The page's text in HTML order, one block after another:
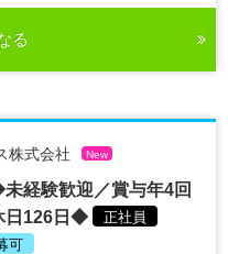
る
株式会社 New
経験歓迎／賞与年4回
日126日◆
正社員
可